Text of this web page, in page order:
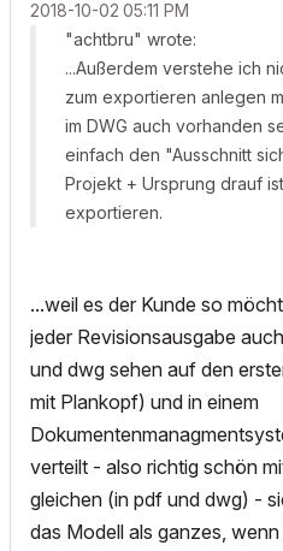
‎2018-10-02 05:11 PM
"achtbru" wrote:
...Außerdem verstehe ich
zum exportieren anlegen
im DWG auch vorhanden
einfach den "Ausschnitt
Projekt + Ursprung drauf
exportieren.
...weil es der Kunde so
jeder Revisionsausgabe
und dwg sehen auf den
mit Plankopf) und in einem
verteilt - also richtig schön
gleichen (in pdf und dwg) -
das Modell als ganzes,